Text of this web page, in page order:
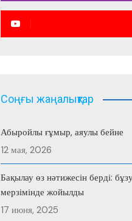
Соңғы жаңалықтар
Абыройлы ғұмыр, аяулы бейне
12 мая, 2026
Бақылау өз нәтижесін берді:
мерзімінде жойылды
17 июня, 2025